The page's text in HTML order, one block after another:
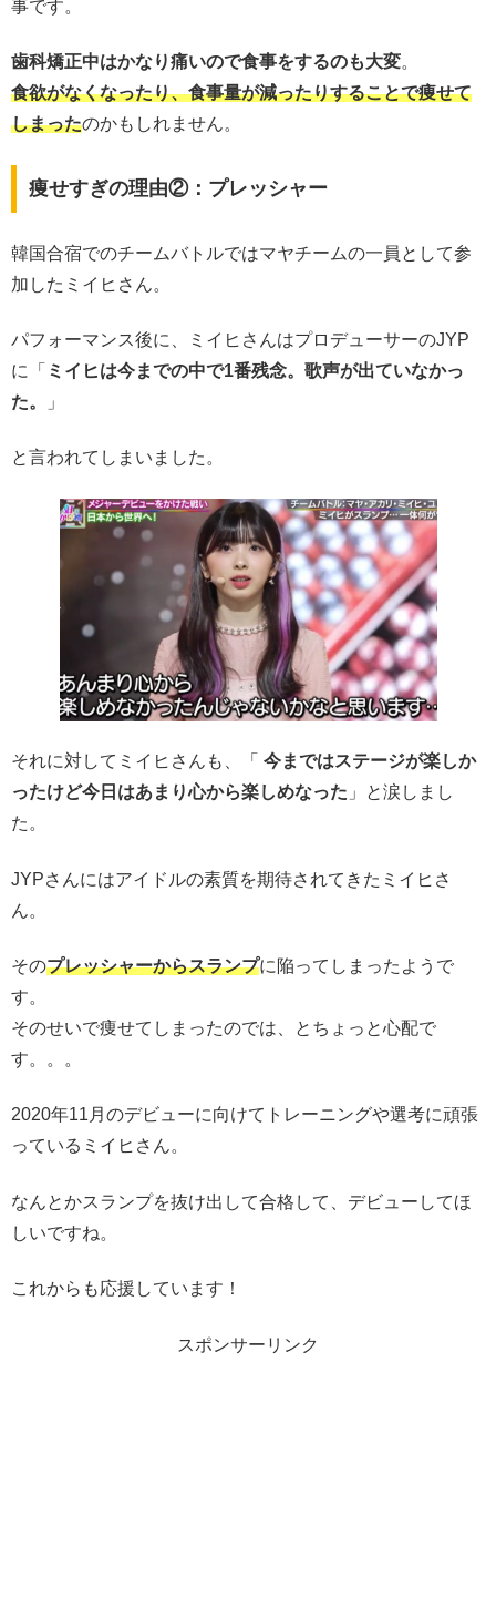
事です。
歯科矯正中はかなり痛いので食事をするのも大変。
食欲がなくなったり、食事量が減ったりすることで痩せて
しまったのかもしれません。
痩せすぎの理由②：プレッシャー
韓国合宿でのチームバトルではマヤチームの一員として参
加したミイヒさん。
パフォーマンス後に、ミイヒさんはプロデューサーのJYP
に「 ミイヒは今までの中で1番残念。歌声が出ていなかっ
た。
」
と言われてしまいました。
それに対してミイヒさんも、「 今まではステージが楽しか
ったけど今日はあまり心から楽しめなった 」と涙しまし
た。
JYPさんにはアイドルの素質を期待されてきたミイヒさ
ん。
そのプレッシャーからスランプに陥ってしまったようで
す。
そのせいで痩せてしまったのでは、とちょっと心配で
す。。。
2020年11月のデビューに向けてトレーニングや選考に頑張
っているミイヒさん。
なんとかスランプを抜け出して合格して、デビューしてほ
しいですね。
これからも応援しています！
スポンサーリンク